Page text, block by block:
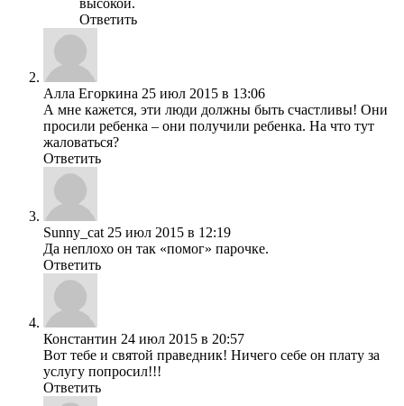
высокой.
Ответить
Алла Егоркина 25 июл 2015 в 13:06
А мне кажется, эти люди должны быть счастливы! Они
просили ребенка – они получили ребенка. На что тут
жаловаться?
Ответить
Sunny_cat 25 июл 2015 в 12:19
Да неплохо он так «помог» парочке.
Ответить
Константин 24 июл 2015 в 20:57
Вот тебе и святой праведник! Ничего себе он плату за
услугу попросил!!!
Ответить